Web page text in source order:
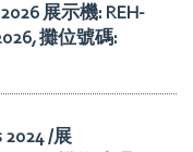
展示機: REH-
攤位號碼:
2024 /展